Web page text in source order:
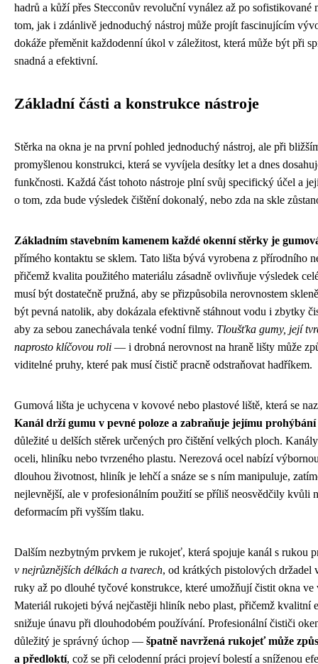
hadrů a kůží přes Stecconův revoluční vynález až po sofistikované
tom, jak i zdánlivě jednoduchý nástroj může projít fascinujícím
dokáže přeměnit každodenní úkol v záležitost, která může být při
snadná a efektivní.
Základní části a konstrukce nástroje
Stěrka na okna je na první pohled jednoduchý nástroj, ale při
promyšlenou konstrukci, která se vyvíjela desítky let a dnes
funkčnosti. Každá část tohoto nástroje plní svůj specifický účel a
o tom, zda bude výsledek čištění dokonalý, nebo zda na skle
Základním stavebním kamenem každé okenní stěrky je
přímého kontaktu se sklem. Tato lišta bývá vyrobena z přírodního
přičemž kvalita použitého materiálu zásadně ovlivňuje výsledek
musí být dostatečně pružná, aby se přizpůsobila nerovnostem
být pevná natolik, aby dokázala efektivně stáhnout vodu i zbytky
aby za sebou zanechávala tenké vodní filmy. Tloušťka gumy, její
naprosto klíčovou roli — i drobná nerovnost na hraně lišty může
viditelné pruhy, které pak musí čistič pracně odstraňovat hadříkem.
Gumová lišta je uchycena v kovové nebo plastové liště, která se
Kanál drží gumu v pevné poloze a zabraňuje jejímu prohýbání
důležité u delších stěrek určených pro čištění velkých ploch.
oceli, hliníku nebo tvrzeného plastu. Nerezová ocel nabízí
dlouhou životnost, hliník je lehčí a snáze se s ním manipuluje,
nejlevnější, ale v profesionálním použití se příliš neosvědčily kvůli
deformacím při vyšším tlaku.
Dalším nezbytným prvkem je rukojeť, která spojuje kanál s rukou
v nejrůznějších délkách a tvarech, od krátkých pistolových držadel
ruky až po dlouhé tyčové konstrukce, které umožňují čistit okna
Materiál rukojeti bývá nejčastěji hliník nebo plast, přičemž kvalitní
snižuje únavu při dlouhodobém používání. Profesionální čističi
důležitý je správný úchop — špatně navržená rukojeť může
a předloktí, což se při celodenní práci projeví bolestí a sníženou